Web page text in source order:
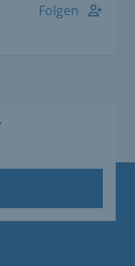
Folgen